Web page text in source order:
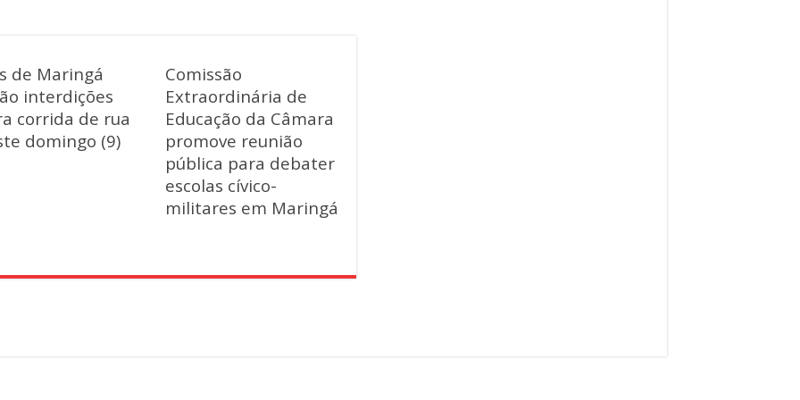
de Maringá
interdições
corrida de rua
domingo (9)
Comissão
Extraordinária de
Educação da Câmara
promove reunião
pública para debater
escolas cívico-
militares em Maringá